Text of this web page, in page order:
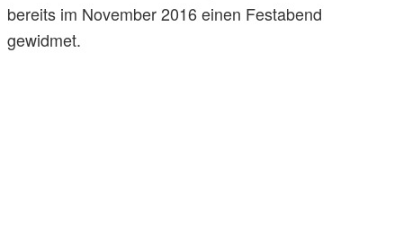
bereits im November 2016 einen Festabend
gewidmet.